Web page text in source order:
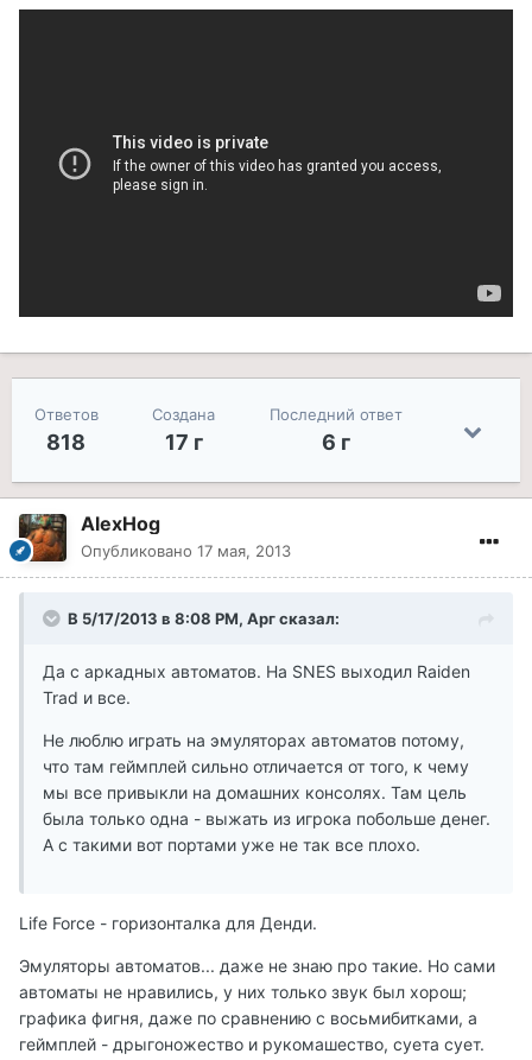
Ответов
818
Создана
17 г
Последний ответ
6 г
AlexHog
Опубликовано 17 мая, 2013
В 5/17/2013 в 8:08 PM, Арг сказал:
Да с аркадных автоматов. На SNES выходил Raiden
Trad и все.
Не люблю играть на эмуляторах автоматов потому,
что там геймплей сильно отличается от того, к чему
мы все привыкли на домашних консолях. Там цель
была только одна - выжать из игрока побольше денег.
А с такими вот портами уже не так все плохо.
Life Force - горизонталка для Денди.
Эмуляторы автоматов... даже не знаю про такие. Но сами
автоматы не нравились, у них только звук был хорош;
графика фигня, даже по сравнению с восьмибитками, а
геймплей - дрыгоножество и рукомашество, суета сует.